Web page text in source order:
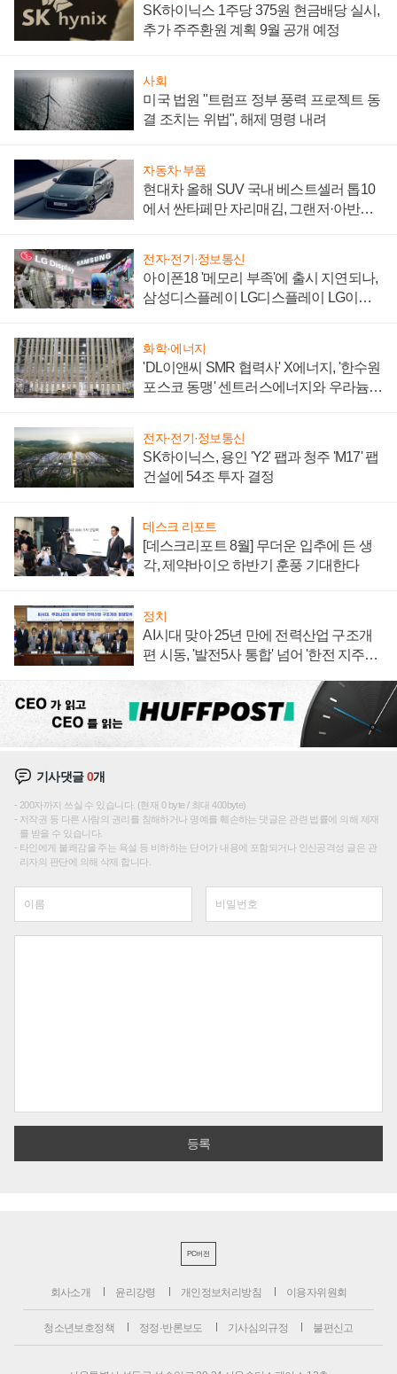
SK하이닉스 1주당 375원 현금배당 실시,
추가 주주환원 계획 9월 공개 예정
사회
미국 법원 "트럼프 정부 풍력 프로젝트 동
결 조치는 위법", 해제 명령 내려
자동차·부품
현대차 올해 SUV 국내 베스트셀러 톱10
에서 싼타페만 자리매김, 그랜저·아반떼
전자·전기·정보통신
아이폰18 '메모리 부족'에 출시 지연되나,
삼성디스플레이 LG디스플레이 LG이노
화학·에너지
'DL이앤씨 SMR 협력사' X에너지, '한수원
포스코 동맹' 센트러스에너지와 우라늄
전자·전기·정보통신
SK하이닉스, 용인 'Y2' 팹과 청주 'M17' 팹
건설에 54조 투자 결정
데스크 리포트
[데스크리포트 8월] 무더운 입추에 든 생
각, 제약바이오 하반기 훈풍 기대한다
정치
AI시대 맞아 25년 만에 전력산업 구조개
편 시동, '발전5사 통합' 넘어 '한전 지주사'
기사댓글0개
200자까지 쓰실 수 있습니다. (현재 0 byte / 최대 400byte)
저작권 등 다른 사람의 권리를 침해하거나 명예를 훼손하는 댓글은 관련 법률에 의해 제재
를 받을 수 있습니다.
타인에게 불쾌감을 주는 욕설 등 비하하는 단어가 내용에 포함되거나 인신공격성 글은 관
리자의 판단에 의해 삭제 합니다.
PC버전
회사소개 윤리강령 개인정보처리방침 이용자위원회
청소년보호정책 정정·반론보도 기사심의규정 불편신고